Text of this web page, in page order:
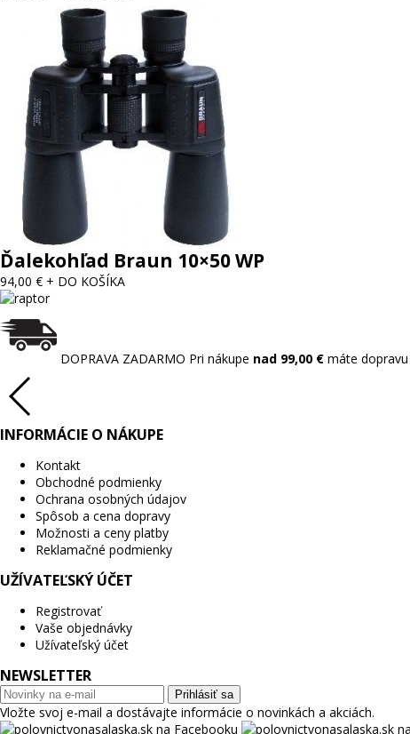
Ďalekohľad Braun 10×50 WP
94,00 € + DO KOŠÍKA
DOPRAVA ZADARMO Pri nákupe nad 99,00 € máte dopravu
INFORMÁCIE O NÁKUPE
Kontakt
Obchodné podmienky
Ochrana osobných údajov
Spôsob a cena dopravy
Možnosti a ceny platby
Reklamačné podmienky
UŽÍVATEĽSKÝ ÚČET
Registrovať
Vaše objednávky
Užívateľský účet
NEWSLETTER
Prihlásiť sa
Vložte svoj e-mail a dostávajte informácie o novinkách a akciách.